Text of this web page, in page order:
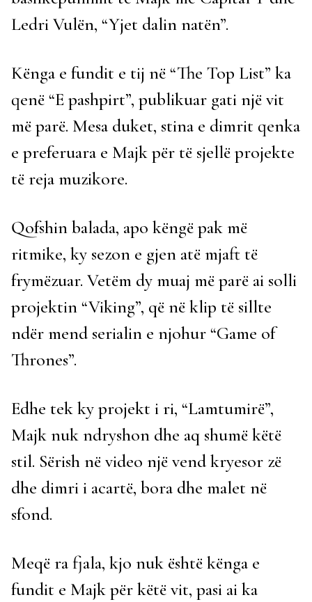
Ledri Vulën, “Yjet dalin natën”.
Kënga e fundit e tij në “The Top List” ka
qenë “E pashpirt”, publikuar gati një vit
më parë. Mesa duket, stina e dimrit qenka
e preferuara e Majk për të sjellë projekte
të reja muzikore.
Qofshin balada, apo këngë pak më
ritmike, ky sezon e gjen atë mjaft të
frymëzuar. Vetëm dy muaj më parë ai solli
projektin “Viking”, që në klip të sillte
ndër mend serialin e njohur “Game of
Thrones”.
Edhe tek ky projekt i ri, “Lamtumirë”,
Majk nuk ndryshon dhe aq shumë këtë
stil. Sërish në video një vend kryesor zë
dhe dimri i acartë, bora dhe malet në
sfond.
Meqë ra fjala, kjo nuk është kënga e
fundit e Majk për këtë vit, pasi ai ka